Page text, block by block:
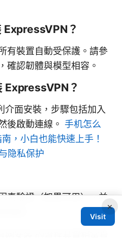
ExpressVPN？
有裝置自動受保護。請參
確認韌體與模型相容。
ExpressVPN？
介面安裝，步驟包括加入
後啟動連線。 手机怎么
，小白也能快速上手！
隐私保护
素驗證（如果可用）、並
連線。
安装 的流程其實相當直
×
Visit